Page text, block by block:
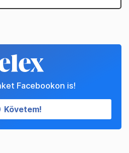
Facebookon is!
Követem!